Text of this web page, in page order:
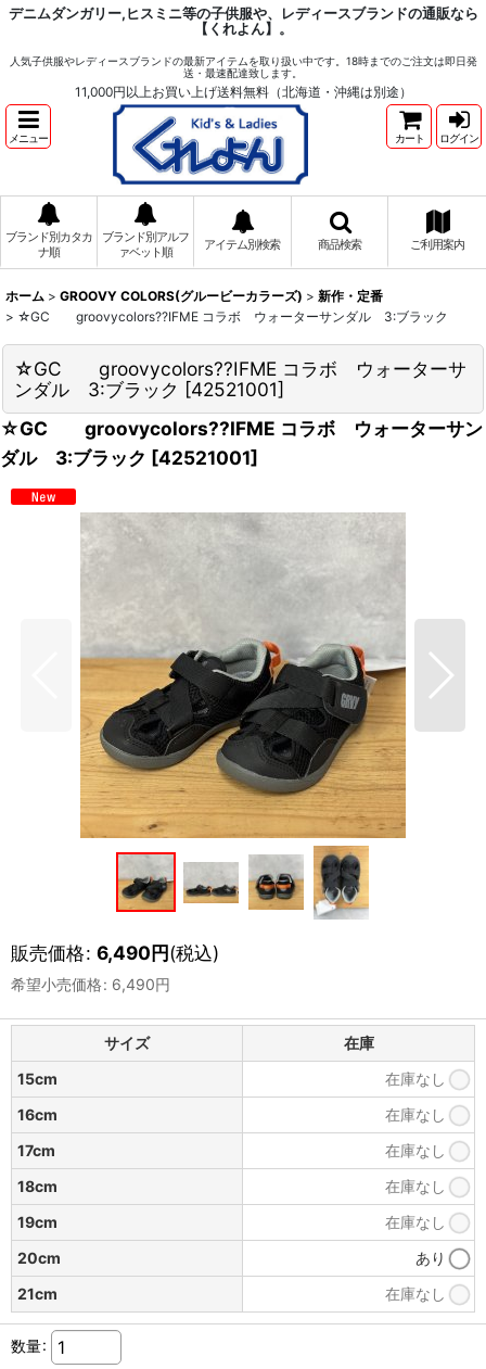
デニムダンガリー,ヒスミニ等の子供服や、レディースブランドの通販なら
【くれよん】。
人気子供服やレディースブランドの最新アイテムを取り扱い中です。18時までのご注文は即日発
送・最速配達致します。
11,000円以上お買い上げ送料無料（北海道・沖縄は別途）
メニュー カート ログイン
ブランド別カタカ
ナ順
ブランド別アルフ
ァベット順
アイテム別検索 商品検索 ご利用案内
ホーム > GROOVY COLORS(グルービーカラーズ) > 新作・定番
> ☆GC groovycolors??IFME コラボ ウォーターサンダル 3:ブラック
☆GC groovycolors??IFME コラボ ウォーターサ
ンダル 3:ブラック [42521001]
☆GC groovycolors??IFME コラボ ウォーターサン
ダル 3:ブラック [42521001]
販売価格: 6,490円(税込)
希望小売価格: 6,490円
サイズ
在庫
15cm
在庫なし
16cm
在庫なし
17cm
在庫なし
18cm
在庫なし
19cm
在庫なし
20cm
あり
21cm
在庫なし
数量: